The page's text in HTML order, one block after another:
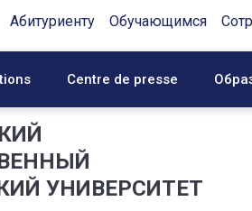
Абитуриенту Обучающимся
Centre de presse
УНИВЕРСИТЕТ